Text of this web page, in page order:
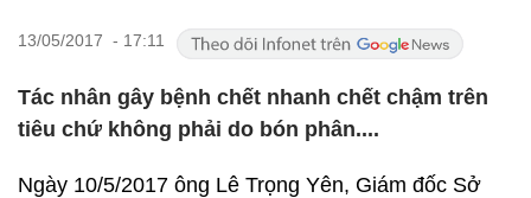
13/05/2017 - 17:11
Tác nhân gây bệnh chết nhanh chết chậm trên
tiêu chứ không phải do bón phân....
Ngày 10/5/2017 ông Lê Trọng Yên, Giám đốc Sở